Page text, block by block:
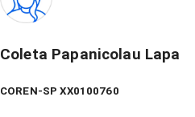
Coleta Papanicolau Lapa
COREN-SP XX0100760